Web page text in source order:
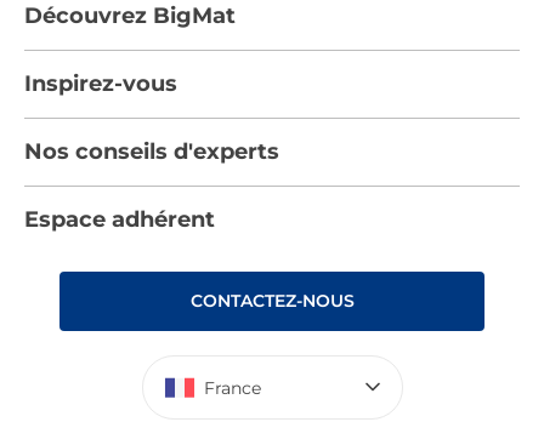
Découvrez BigMat
Devenez adhérent
Déclaration d’accessibilité : non conforme
Inspirez-vous
Nos catalogues
Rencontres
Nos conseils d'experts
Espace adhérent
CONTACTEZ-NOUS
France